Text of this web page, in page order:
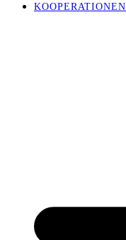
KOOPERATIONEN